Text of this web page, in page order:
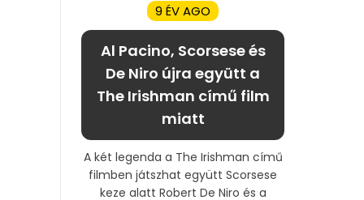
9 ÉV AGO
Al Pacino, Scorsese és
De Niro újra együtt a
The Irishman című film
miatt
A két legenda a The Irishman című
filmben játszhat együtt Scorsese
keze alatt Robert De Niro és a